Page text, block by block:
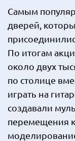
Самым
дверей,
По итогам
около двух
по столице
играть на
создавали
перемещения